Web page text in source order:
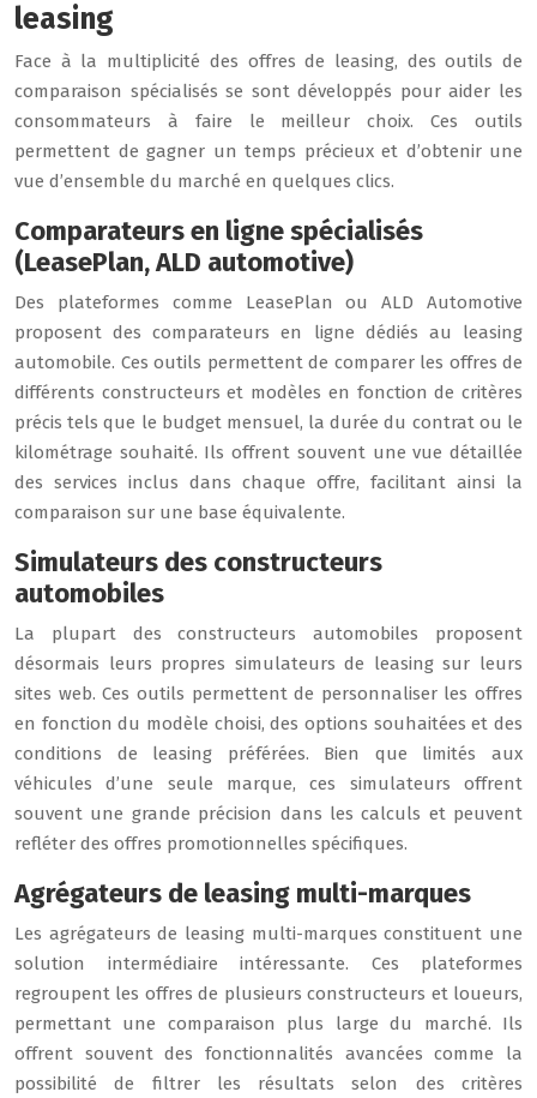
leasing
Face à la multiplicité des offres de leasing, des outils de
comparaison spécialisés se sont développés pour aider les
consommateurs à faire le meilleur choix. Ces outils
permettent de gagner un temps précieux et d’obtenir une
vue d’ensemble du marché en quelques clics.
Comparateurs en ligne spécialisés
(LeasePlan, ALD automotive)
Des plateformes comme LeasePlan ou ALD Automotive
proposent des comparateurs en ligne dédiés au leasing
automobile. Ces outils permettent de comparer les offres de
différents constructeurs et modèles en fonction de critères
précis tels que le budget mensuel, la durée du contrat ou le
kilométrage souhaité. Ils offrent souvent une vue détaillée
des services inclus dans chaque offre, facilitant ainsi la
comparaison sur une base équivalente.
Simulateurs des constructeurs
automobiles
La plupart des constructeurs automobiles proposent
désormais leurs propres simulateurs de leasing sur leurs
sites web. Ces outils permettent de personnaliser les offres
en fonction du modèle choisi, des options souhaitées et des
conditions de leasing préférées. Bien que limités aux
véhicules d’une seule marque, ces simulateurs offrent
souvent une grande précision dans les calculs et peuvent
refléter des offres promotionnelles spécifiques.
Agrégateurs de leasing multi-marques
Les agrégateurs de leasing multi-marques constituent une
solution intermédiaire intéressante. Ces plateformes
regroupent les offres de plusieurs constructeurs et loueurs,
permettant une comparaison plus large du marché. Ils
offrent souvent des fonctionnalités avancées comme la
possibilité de filtrer les résultats selon des critères